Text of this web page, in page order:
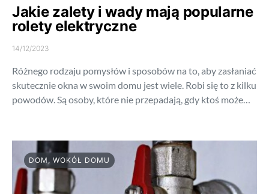
Jakie zalety i wady mają popularne
rolety elektryczne
14/12/2023
Różnego rodzaju pomysłów i sposobów na to, aby zasłaniać
skutecznie okna w swoim domu jest wiele. Robi się to z kilku
powodów. Są osoby, które nie przepadają, gdy ktoś może…
DOM, WOKÓŁ DOMU